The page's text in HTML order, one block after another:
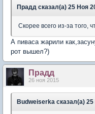
Прадд сказал(а) 25 Ноя
Скорее всего из-за того,
А пиваса жарили
рот вышел?)
Прадд
26 ноя 2015
Вudweisеrkа сказал(а)